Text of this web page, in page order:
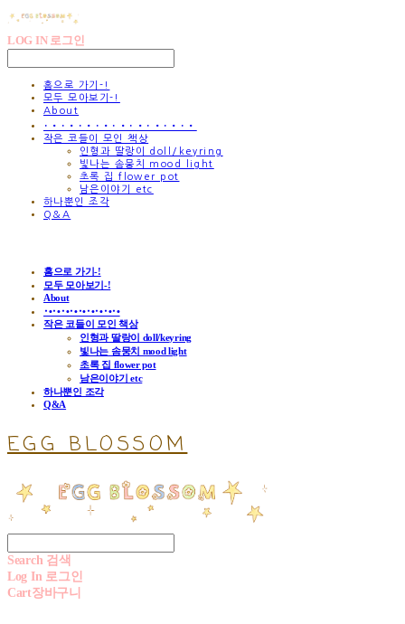
LOG IN 로그인
홈으로 가기-!
모두 모아보기-!
About
･•･•･•･•･•･•･•･•･•
작은 코들이 모인 책상
인형과 딸랑이 doll/keyring
빛나는 솜뭉치 mood light
초록 집 flower pot
남은이야기 etc
하나뿐인 조각
Q&A
홈으로 가기-!
모두 모아보기-!
About
･•･•･•･•･•･•･•･•･•
작은 코들이 모인 책상
인형과 딸랑이 doll/keyring
빛나는 솜뭉치 mood light
초록 집 flower pot
남은이야기 etc
하나뿐인 조각
Q&A
EGG BLOSSOM
Search 검색
Log In 로그인
Cart장바구니